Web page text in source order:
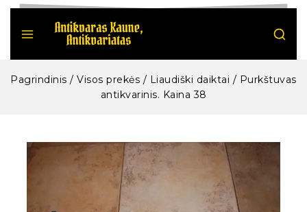
Pagrindinis / Visos prekės / Liaudiški daiktai / Purkštuvas
antikvarinis. Kaina 38